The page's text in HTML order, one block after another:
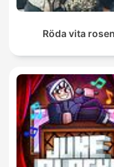
Röda vita rosen